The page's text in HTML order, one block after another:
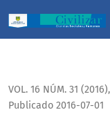
VOL. 16 NÚM. 31 (2016),
Publicado 2016-07-01